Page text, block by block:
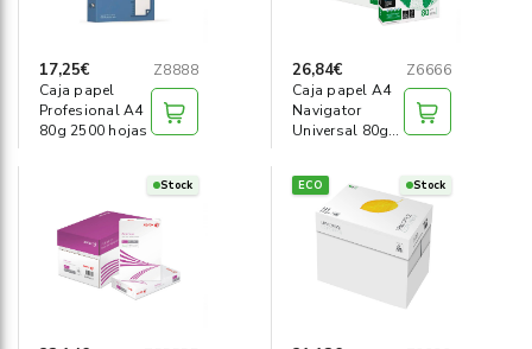
Tinta y tóner
Informática ›
Mobiliario
17,25€
Z8888
Caja papel
Profesional A4
80g 2500 hojas
26,84€
Z6666
Caja papel A4
Navigator
Universal 80g
Stock ECO Stock